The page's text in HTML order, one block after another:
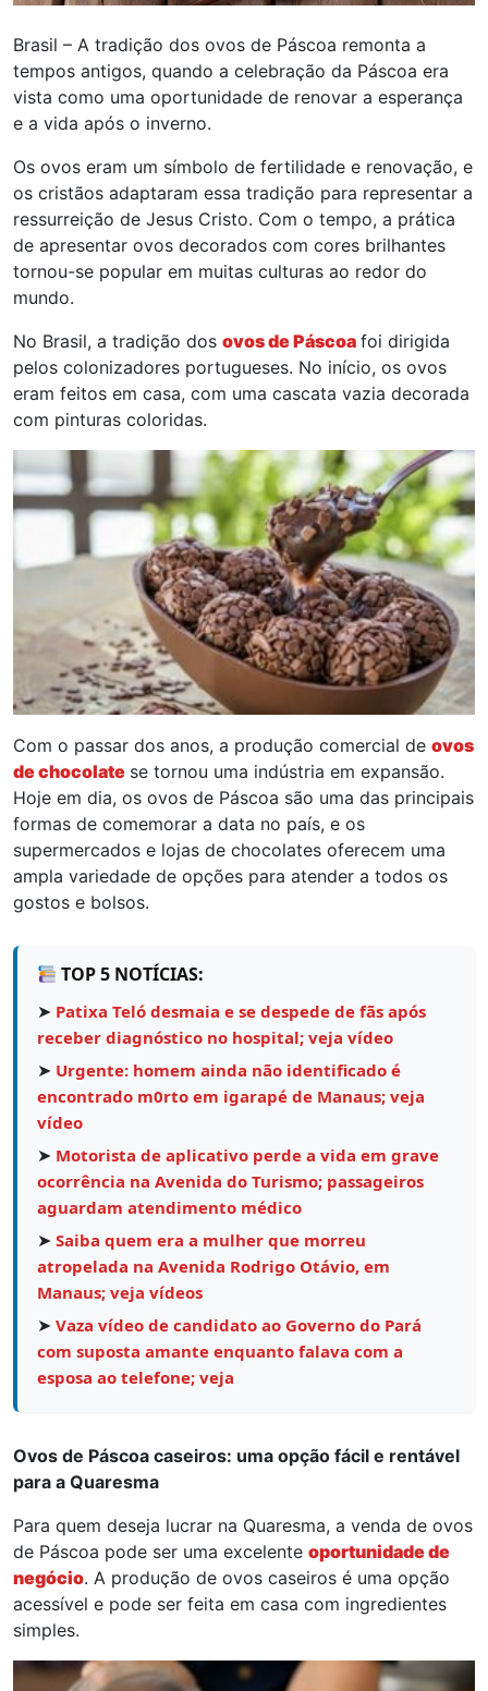
Brasil – A tradição dos ovos de Páscoa remonta a
tempos antigos, quando a celebração da Páscoa era
vista como uma oportunidade de renovar a esperança
e a vida após o inverno.
Os ovos eram um símbolo de fertilidade e renovação, e
os cristãos adaptaram essa tradição para representar a
ressurreição de Jesus Cristo. Com o tempo, a prática
de apresentar ovos decorados com cores brilhantes
tornou-se popular em muitas culturas ao redor do
mundo.
No Brasil, a tradição dos ovos de Páscoa foi dirigida
pelos colonizadores portugueses. No início, os ovos
eram feitos em casa, com uma cascata vazia decorada
com pinturas coloridas.
Com o passar dos anos, a produção comercial de ovos
de chocolate se tornou uma indústria em expansão.
Hoje em dia, os ovos de Páscoa são uma das principais
formas de comemorar a data no país, e os
supermercados e lojas de chocolates oferecem uma
ampla variedade de opções para atender a todos os
gostos e bolsos.
TOP 5 NOTÍCIAS:
➤ Patixa Teló desmaia e se despede de fãs após
receber diagnóstico no hospital; veja vídeo
➤ Urgente: homem ainda não identificado é
encontrado m0rto em igarapé de Manaus; veja
vídeo
➤ Motorista de aplicativo perde a vida em grave
ocorrência na Avenida do Turismo; passageiros
aguardam atendimento médico
➤ Saiba quem era a mulher que morreu
atropelada na Avenida Rodrigo Otávio, em
Manaus; veja vídeos
➤ Vaza vídeo de candidato ao Governo do Pará
com suposta amante enquanto falava com a
esposa ao telefone; veja
Ovos de Páscoa caseiros: uma opção fácil e rentável
para a Quaresma
Para quem deseja lucrar na Quaresma, a venda de ovos
de Páscoa pode ser uma excelente oportunidade de
negócio. A produção de ovos caseiros é uma opção
acessível e pode ser feita em casa com ingredientes
simples.